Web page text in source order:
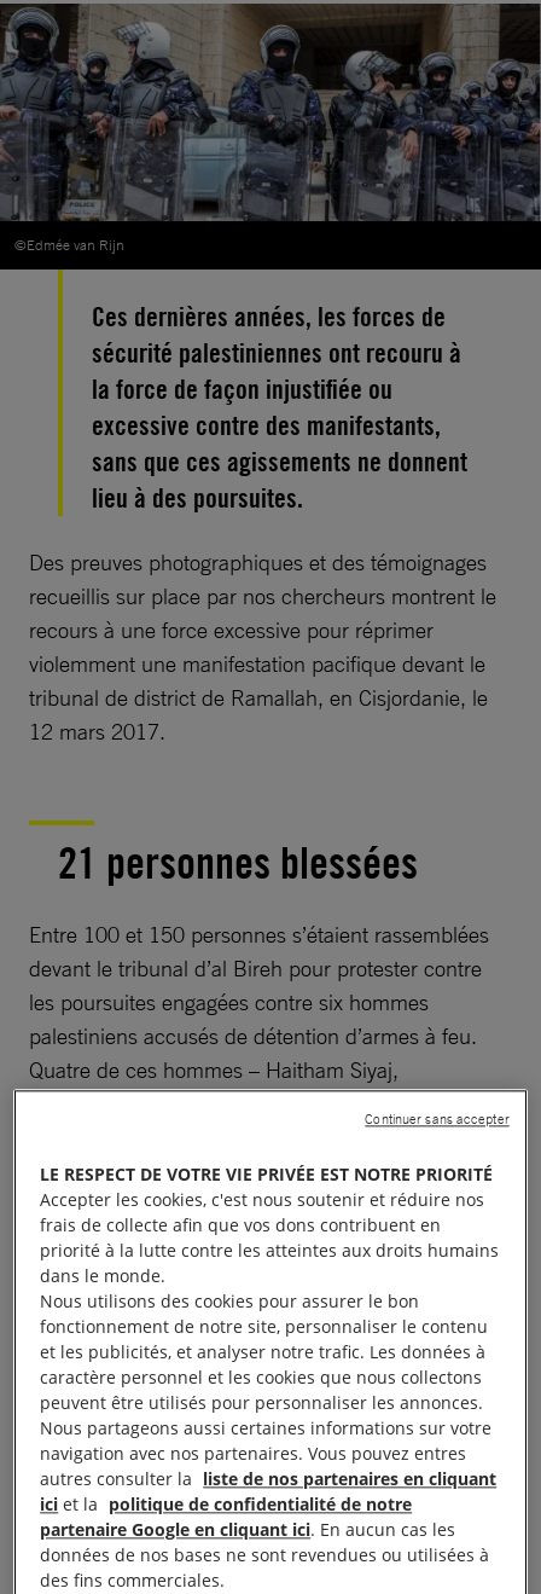
©Edmée van Rijn
Ces dernières années, les forces de
sécurité palestiniennes ont recouru à
la force de façon injustifiée ou
excessive contre des manifestants,
sans que ces agissements ne donnent
lieu à des poursuites.
Des preuves photographiques et des témoignages
recueillis sur place par nos chercheurs montrent le
recours à une force excessive pour réprimer
violemment une manifestation pacifique devant le
tribunal de district de Ramallah, en Cisjordanie, le
12 mars 2017.
21 personnes blessées
Entre 100 et 150 personnes s’étaient rassemblées
devant le tribunal d’al Bireh pour protester contre
les poursuites engagées contre six hommes
palestiniens accusés de détention d’armes à feu.
Quatre de ces hommes – Haitham Siyaj,
ni jugement, en détention administrative, par les
autorités israéliennes. Le cinquième, Basil al Araj, a
été tué par l’armée israélienne la semaine dernière.
Le sixième, Ali Dar al Shaikh, n’a pas été arrêté par
Israël et était présent au tribunal hier.
Dix minutes après le début de la manifestation, nos
chercheurs ont assisté à l’arrivée de membres des
forces de sécurité lourdement armés, munis de
matraques et de boucliers.
LE RESPECT DE VOTRE VIE PRIVÉE EST NOTRE PRIORITÉ
Accepter les cookies, c'est nous soutenir et réduire nos
frais de collecte afin que vos dons contribuent en
priorité à la lutte contre les atteintes aux droits humains
dans le monde.
Nous utilisons des cookies pour assurer le bon
fonctionnement de notre site, personnaliser le contenu
et les publicités, et analyser notre trafic. Les données à
caractère personnel et les cookies que nous collectons
peuvent être utilisés pour personnaliser les annonces.
Nous partageons aussi certaines informations sur votre
navigation avec nos partenaires. Vous pouvez entres
autres consulter la liste de nos partenaires en cliquant
ici et la politique de confidentialité de notre
partenaire Google en cliquant ici. En aucun cas les
données de nos bases ne sont revendues ou utilisées à
des fins commerciales.
Continuer sans accepter